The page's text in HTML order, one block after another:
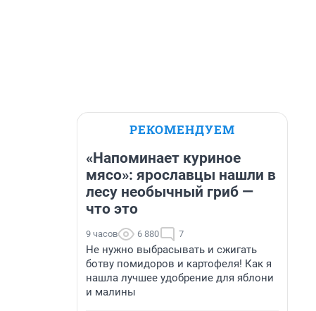
РЕКОМЕНДУЕМ
«Напоминает куриное
мясо»: ярославцы нашли в
лесу необычный гриб —
что это
9 часов 6 880 7
Не нужно выбрасывать и сжигать
ботву помидоров и картофеля! Как я
нашла лучшее удобрение для яблони
и малины